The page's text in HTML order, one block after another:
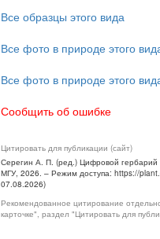
Все образцы этого вида
Все фото в природе этого
Все фото в природе этого
Сообщить об ошибке
Цитировать для публикации (сайт)
Серегин А. П. (ред.) Цифровой
МГУ, 2026. – Режим доступа: https://
07.08.2026)
Рекомендованное цитирование
карточке", раздел "Цитировать для